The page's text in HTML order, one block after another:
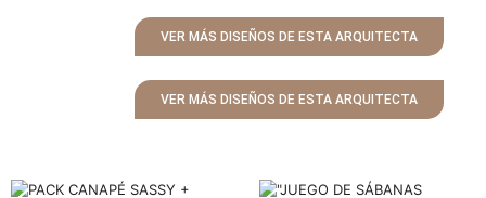
VER MÁS DISEÑOS DE ESTA ARQUITECTA
VER MÁS DISEÑOS DE ESTA ARQUITECTA